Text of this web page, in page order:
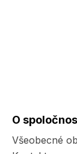
O
Všeobecné